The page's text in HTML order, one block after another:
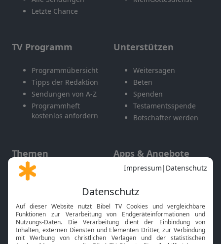
Letzte Chance
TV Programm
Programmübersicht
Tipps der Redaktion
Sendungen von A-Z
Programmheft
kostenlos anfordern
Unterstützen
Weitersagen
Beten
Spenden
Testamentsspende
Botschafter werden
Themen
Gott und Bibel erklärt
Neuigkeiten
Apps & Angebote
Mobile App
Smart TV
HbbTV
Bibelthek Online-Bibel